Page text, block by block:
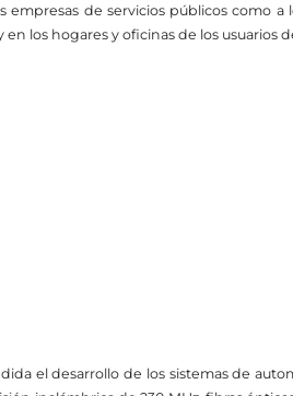
de servicios públicos como
los hogares y oficinas de los usuarios
el desarrollo de los sistemas de